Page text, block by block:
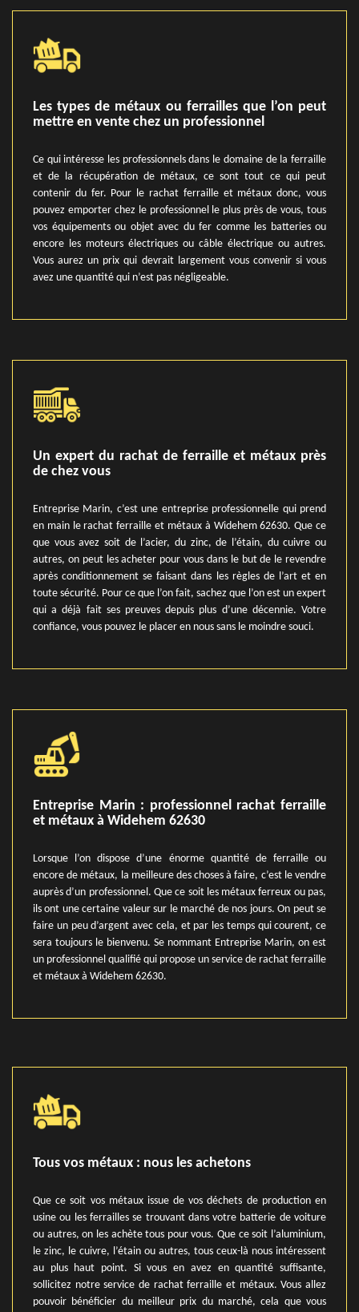
Les types de métaux ou ferrailles que l’on peut
mettre en vente chez un professionnel
Ce qui intéresse les professionnels dans le domaine de la ferraille
et de la récupération de métaux, ce sont tout ce qui peut
contenir du fer. Pour le rachat ferraille et métaux donc, vous
pouvez emporter chez le professionnel le plus près de vous, tous
vos équipements ou objet avec du fer comme les batteries ou
encore les moteurs électriques ou câble électrique ou autres.
Vous aurez un prix qui devrait largement vous convenir si vous
avez une quantité qui n’est pas négligeable.
Un expert du rachat de ferraille et métaux près
de chez vous
Entreprise Marin, c’est une entreprise professionnelle qui prend
en main le rachat ferraille et métaux à Widehem 62630. Que ce
que vous avez soit de l’acier, du zinc, de l’étain, du cuivre ou
autres, on peut les acheter pour vous dans le but de le revendre
après conditionnement se faisant dans les règles de l’art et en
toute sécurité. Pour ce que l’on fait, sachez que l’on est un expert
qui a déjà fait ses preuves depuis plus d’une décennie. Votre
confiance, vous pouvez le placer en nous sans le moindre souci.
Entreprise Marin : professionnel rachat ferraille
et métaux à Widehem 62630
Lorsque l’on dispose d’une énorme quantité de ferraille ou
encore de métaux, la meilleure des choses à faire, c’est le vendre
auprès d’un professionnel. Que ce soit les métaux ferreux ou pas,
ils ont une certaine valeur sur le marché de nos jours. On peut se
faire un peu d’argent avec cela, et par les temps qui courent, ce
sera toujours le bienvenu. Se nommant Entreprise Marin, on est
un professionnel qualifié qui propose un service de rachat ferraille
et métaux à Widehem 62630.
Tous vos métaux : nous les achetons
Que ce soit vos métaux issue de vos déchets de production en
usine ou les ferrailles se trouvant dans votre batterie de voiture
ou autres, on les achète tous pour vous. Que ce soit l’aluminium,
le zinc, le cuivre, l’étain ou autres, tous ceux-là nous intéressent
au plus haut point. Si vous en avez en quantité suffisante,
sollicitez notre service de rachat ferraille et métaux. Vous allez
pouvoir bénéficier du meilleur prix du marché, cela que vous